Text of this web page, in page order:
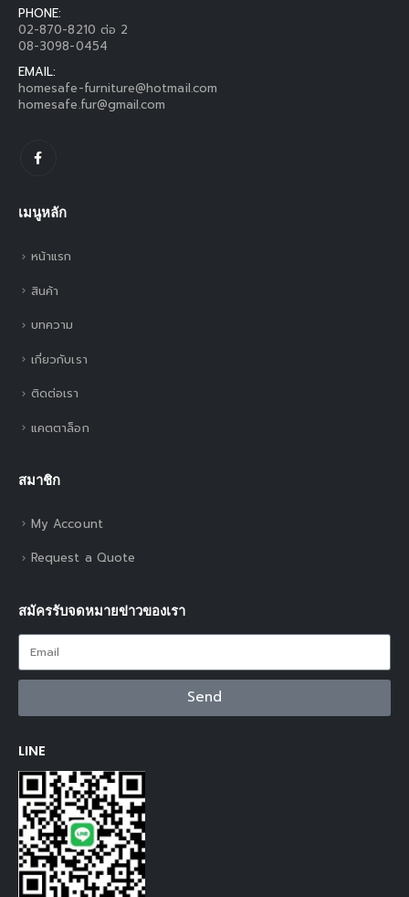
PHONE:
02-870-8210 ต่อ 2
08-3098-0454
EMAIL:
homesafe-furniture@hotmail.com
homesafe.fur@gmail.com
เมนูหลัก
หน้าแรก
สินค้า
บทความ
เกี่ยวกับเรา
ติดต่อเรา
แคตตาล็อก
สมาชิก
My Account
Request a Quote
สมัครรับจดหมายข่าวของเรา
Send
LINE